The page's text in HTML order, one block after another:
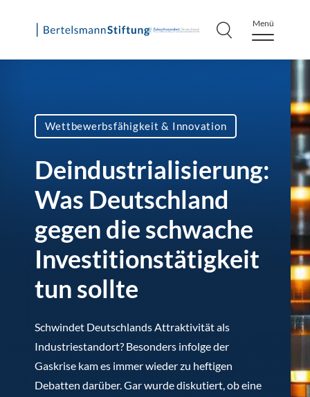
Skip
Menü
Wettbewerbsfähigkeit & Innovation
Deindustrialisierung:
Was Deutschland
gegen die schwache
Investitionstätigkeit
tun sollte
Schwindet Deutschlands Attraktivität als
Industriestandort? Besonders infolge der
Gaskrise kam es immer wieder zu heftigen
Debatten darüber. Gar wurde diskutiert, ob eine